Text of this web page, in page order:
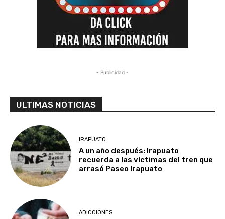
- Publicidad -
ULTIMAS NOTICIAS
IRAPUATO
A un año después: Irapuato
recuerda a las víctimas del tren que
arrasó Paseo Irapuato
ADICCIONES